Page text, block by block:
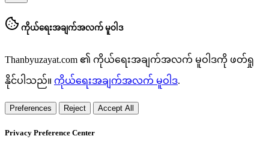
ကိုယ်ရေးအချက်အလက် မူဝါဒ
Thanbyuzayat.com ၏ ကိုယ်ရေးအချက်အလက် မူဝါဒကို ဖတ်ရှု
နိုင်ပါသည်။ ကိုယ်ရေးအချက်အလက် မူဝါဒ.
Preferences Reject Accept All
Privacy Preference Center